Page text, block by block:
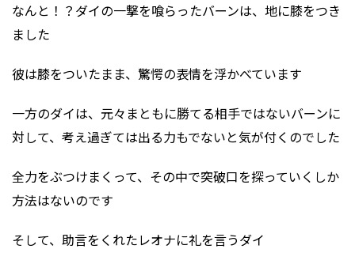
なんと！？ダイの一撃を喰らったバーンは、地に膝をつき
ました
彼は膝をついたまま、驚愕の表情を浮かべています
一方のダイは、元々まともに勝てる相手ではないバーンに
対して、考え過ぎては出る力もでないと気が付くのでした
全力をぶつけまくって、その中で突破口を探っていくしか
方法はないのです
そして、助言をくれたレオナに礼を言うダイ